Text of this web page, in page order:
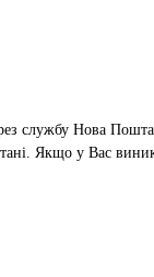
службу Нова
Якщо у Вас